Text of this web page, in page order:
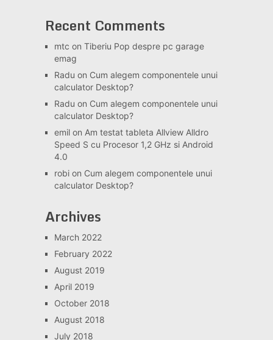
Recent Comments
mtc on Tiberiu Pop despre pc garage
emag
Radu on Cum alegem componentele unui
calculator Desktop?
Radu on Cum alegem componentele unui
calculator Desktop?
emilon Am testat tableta Allview Alldro
Speed S cu Procesor 1,2 GHz si Android
4.0
robion Cum alegem componentele unui
calculator Desktop?
Archives
March 2022
February 2022
August 2019
April 2019
October 2018
August 2018
July 2018